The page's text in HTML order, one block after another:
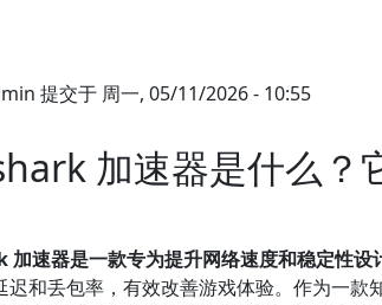
提交于 周一, 05/11/2026 - 10:55
加速器是什么？
速器是一款专为提升网络速度和稳定性设
迟和丢包率，有效改善游戏体验。作为一款